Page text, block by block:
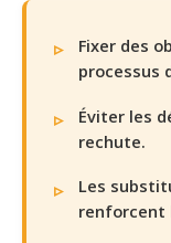
Fixer des
processus
Éviter les
rechute.
Les
renforcent